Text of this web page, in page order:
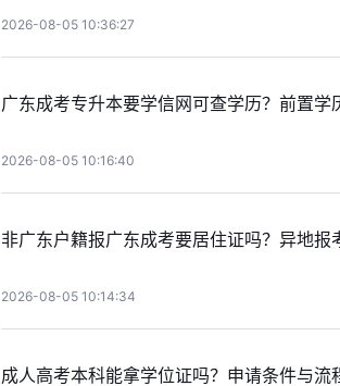
2026-08-05 10:36:27
广东成考专升本要学信网可查学历？前置学
2026-08-05 10:16:40
非广东户籍报广东成考要居住证吗？异地报
2026-08-05 10:14:34
成人高考本科能拿学位证吗？申请条件与流